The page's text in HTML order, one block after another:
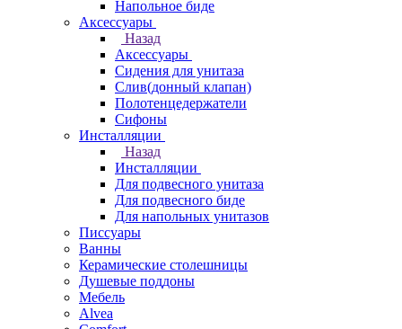
Напольное биде
Аксессуары
Назад
Аксессуары
Сидения для унитаза
Слив(донный клапан)
Полотенцедержатели
Сифоны
Инсталляции
Назад
Инсталляции
Для подвесного унитаза
Для подвесного биде
Для напольных унитазов
Писсуары
Ванны
Керамические столешницы
Душевые поддоны
Мебель
Alvea